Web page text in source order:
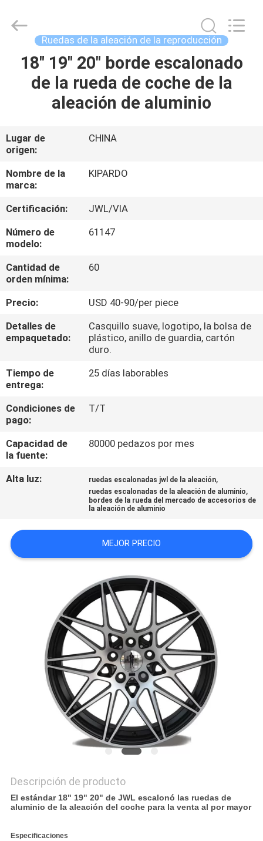
HOGAR
PRODUCTOS
SOBRE
NOSOTROS
VIAJE
DE
LA
DE
CALIDAD
ÉNTRENOS
EN
CONTACTO
CON
UNA
MAPA
DEL
PRIVACY
POLICY
Rimax
Industry
Reserved.
Ruedas de la aleación de la reproducción
18" 19" 20" borde escalonado
de la rueda de coche de la
aleación de aluminio
Lugar de
origen:
CHINA
Nombre de la
marca:
KIPARDO
Certificación:
JWL/VIA
Número de
modelo:
61147
Cantidad de
orden mínima:
60
Precio:
USD 40-90/per piece
Detalles de
empaquetado:
Casquillo suave, logotipo, la bolsa de
plástico, anillo de guardia, cartón
duro.
Tiempo de
entrega:
25 días laborables
Condiciones de
pago:
T/T
Capacidad de
la fuente:
80000 pedazos por mes
Alta luz: ruedas escalonadas jwl de la aleación,
ruedas escalonadas de la aleación de aluminio,
bordes de la rueda del mercado de accesorios de
la aleación de aluminio
MEJOR PRECIO
Descripción de producto
El estándar 18" 19" 20" de JWL escalonó las ruedas de
aluminio de la aleación del coche para la venta al por mayor
Especificaciones